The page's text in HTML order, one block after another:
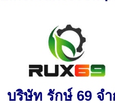
บริษัท รักษ์69 จ